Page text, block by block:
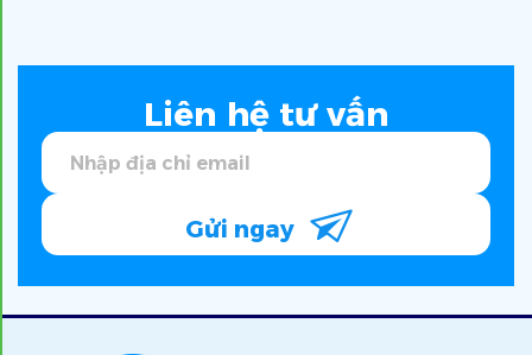
Liên hệ tư vấn
Gửi ngay